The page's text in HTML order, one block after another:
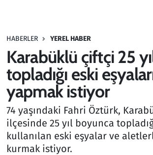
HABERLER YEREL HABER
Karabüklü çiftçi 25
topladığı eski
yapmak istiyor
74 yaşındaki Fahri Öztürk,
ilçesinde 25 yıl boyunca
kullanılan eski eşyalar ve
kurmak istiyor.
Haber
Kültür Sanat
Kurumsal Haberler
Lezzet Durağı
Memur ve Kamu